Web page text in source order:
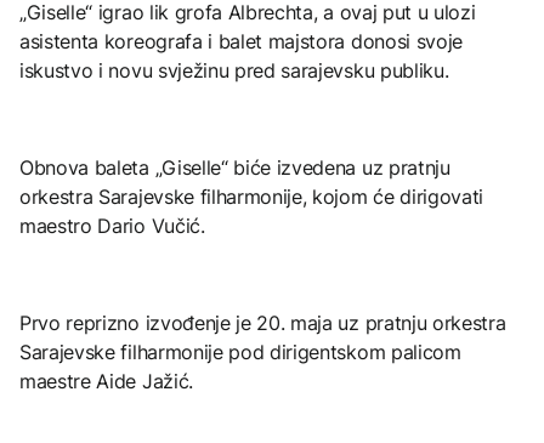
„Giselle“ igrao lik grofa Albrechta, a ovaj put u ulozi
asistenta koreografa i balet majstora donosi svoje
iskustvo i novu svježinu pred sarajevsku publiku.
Obnova baleta „Giselle“ biće izvedena uz pratnju
orkestra Sarajevske filharmonije, kojom će dirigovati
maestro Dario Vučić.
Prvo reprizno izvođenje je 20. maja uz pratnju orkestra
Sarajevske filharmonije pod dirigentskom palicom
maestre Aide Jažić.